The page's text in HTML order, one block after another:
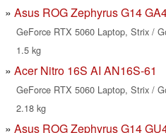
Asus ROG Zephyrus G14
GeForce RTX 5060 Laptop, Strix /
1.5 kg
Acer Nitro 16S AI AN16S-61
GeForce RTX 5060 Laptop, Strix /
2.18 kg
Asus ROG Zephyrus G14